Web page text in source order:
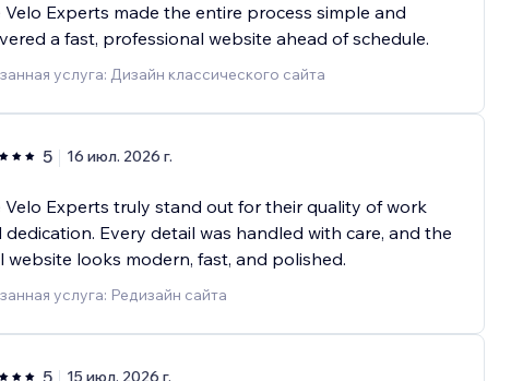
Velo Experts made the entire process simple and
a fast, professional website ahead of schedule.
услуга: Дизайн классического сайта
5 16 июл. 2026 г.
Velo Experts truly stand out for their quality of work
dedication. Every detail was handled with care, and the
website looks modern, fast, and polished.
услуга: Редизайн сайта
15 июл. 2026 г.